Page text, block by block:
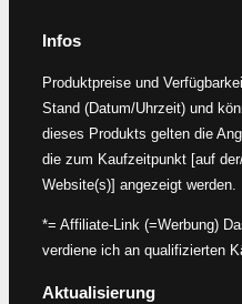
Infos
Produktpreise und
Stand (Datum/Uhrzeit) und
dieses Produkts gelten die
die zum Kaufzeitpunkt [auf
Website(s)] angezeigt werden.
*= Affiliate-Link (=Werbung)
verdiene ich an qualifizierten
Aktualisierung